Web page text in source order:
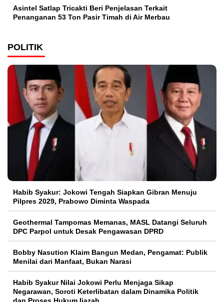
Asintel Satlap Tricakti Beri Penjelasan Terkait
Penanganan 53 Ton Pasir Timah di Air Merbau
POLITIK
Habib Syakur: Jokowi Tengah Siapkan Gibran Menuju
Pilpres 2029, Prabowo Diminta Waspada
Geothermal Tampomas Memanas, MASL Datangi Seluruh
DPC Parpol untuk Desak Pengawasan DPRD
Bobby Nasution Klaim Bangun Medan, Pengamat: Publik
Menilai dari Manfaat, Bukan Narasi
Habib Syakur Nilai Jokowi Perlu Menjaga Sikap
Negarawan, Soroti Keterlibatan dalam Dinamika Politik